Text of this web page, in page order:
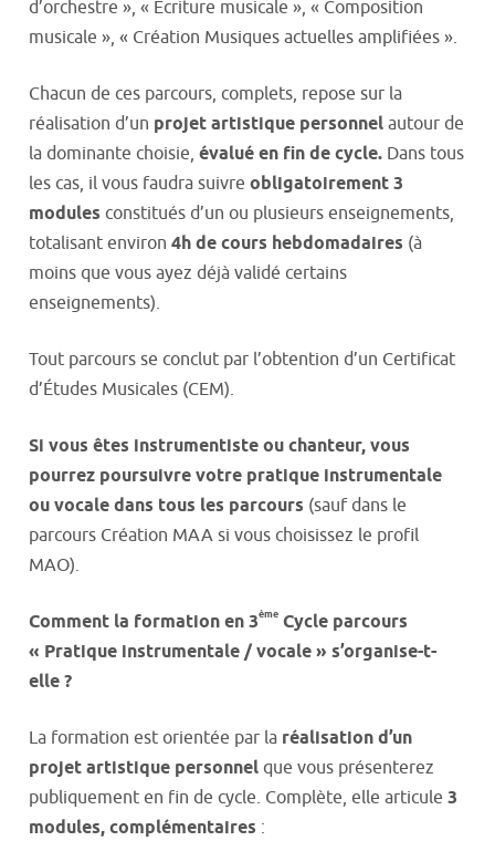
d’orchestre », « Écriture musicale », « Composition
musicale », « Création Musiques actuelles amplifiées ».
Chacun de ces parcours, complets, repose sur la
réalisation d’un projet artistique personnel autour de
la dominante choisie, évalué en fin de cycle. Dans tous
les cas, il vous faudra suivre obligatoirement 3
modules constitués d’un ou plusieurs enseignements,
totalisant environ 4h de cours hebdomadaires (à
moins que vous ayez déjà validé certains
enseignements).
Tout parcours se conclut par l’obtention d’un Certificat
d’Études Musicales (CEM).
Si vous êtes instrumentiste ou chanteur, vous
pourrez poursuivre votre pratique instrumentale
ou vocale dans tous les parcours (sauf dans le
parcours Création MAA si vous choisissez le profil
MAO).
Comment la formation en 3ème Cycle parcours
« Pratique instrumentale / vocale » s’organise-t-
elle ?
La formation est orientée par la réalisation d’un
projet artistique personnel que vous présenterez
publiquement en fin de cycle. Complète, elle articule 3
modules, complémentaires :